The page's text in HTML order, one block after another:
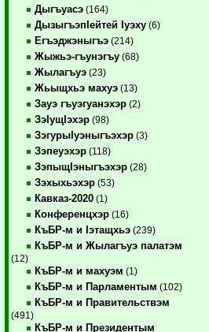
Дыгъуасэ (164)
ДызыгъэпIейтей Iуэху (6)
Егъэджэныгъэ (214)
Жыжьэ-гъунэгъу (68)
Жылагъуэ (23)
Жьыщхьэ махуэ (13)
Зауэ гъуэгуанэхэр (2)
ЗэIущIэхэр (98)
ЗэгурыIуэныгъэхэр (3)
Зэпеуэхэр (118)
ЗэпыщIэныгъэхэр (28)
Зэхыхьэхэр (53)
Кавказ-2020 (1)
Конференцхэр (16)
КъБР-м и Iэтащхьэ (239)
КъБР-м и Жылагъуэ палатэм
(12)
КъБР-м и махуэм (1)
КъБР-м и Парламентым (102)
КъБР-м и Правительствэм
(491)
КъБР-м и Президентым